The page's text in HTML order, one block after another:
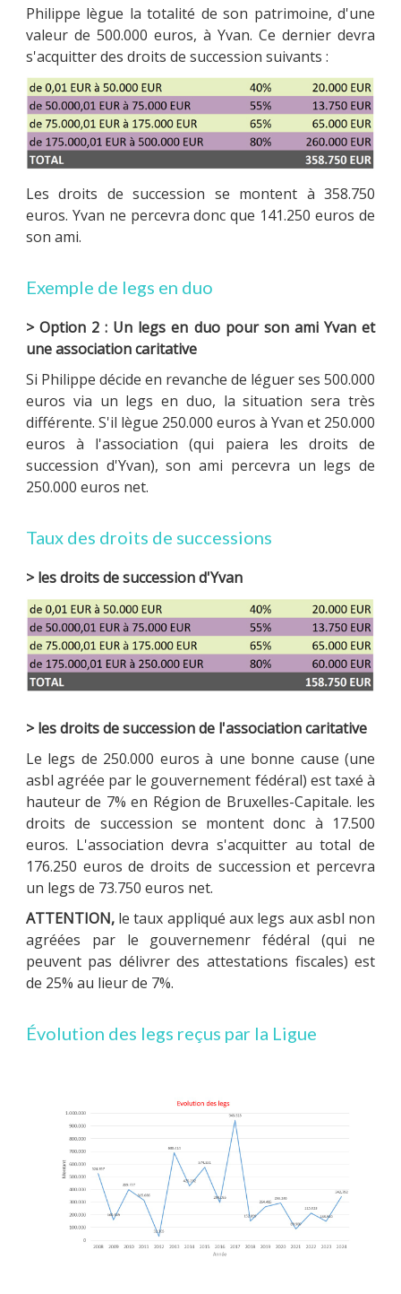
Philippe lègue la totalité de son patrimoine, d'une
valeur de 500.000 euros, à Yvan. Ce dernier devra
s'acquitter des droits de succession suivants :
Les droits de succession se montent à 358.750
euros. Yvan ne percevra donc que 141.250 euros de
son ami.
Exemple de legs en duo
> Option 2 : Un legs en duo pour son ami Yvan et
une association caritative
Si Philippe décide en revanche de léguer ses 500.000
euros via un legs en duo, la situation sera très
différente. S'il lègue 250.000 euros à Yvan et 250.000
euros à l'association (qui paiera les droits de
succession d'Yvan), son ami percevra un legs de
250.000 euros net.
Taux des droits de successions
> les droits de succession d'Yvan
> les droits de succession de l'association caritative
Le legs de 250.000 euros à une bonne cause (une
asbl agréée par le gouvernement fédéral) est taxé à
hauteur de 7% en Région de Bruxelles-Capitale. les
droits de succession se montent donc à 17.500
euros. L'association devra s'acquitter au total de
176.250 euros de droits de succession et percevra
un legs de 73.750 euros net.
ATTENTION,le taux appliqué aux legs aux asbl non
agréées par le gouvernemenr fédéral (qui ne
peuvent pas délivrer des attestations fiscales) est
de 25% au lieur de 7%.
Évolution des legs reçus par la Ligue